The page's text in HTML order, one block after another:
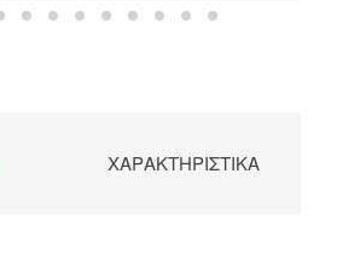
ΧΑΡΑΚΤΗΡΙΣΤΙΚΆ